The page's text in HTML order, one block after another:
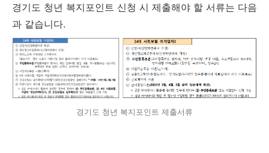
경기도 청년 복지포인트 신청 시 제출해야 할 서류는 다음
과 같습니다.
경기도 청년 복지포인트 제출서류